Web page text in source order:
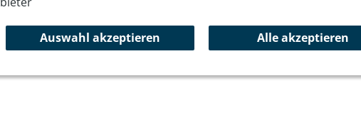
Wintersport Wandern/Trekking Summit Specials
Auswahl akzeptieren Alle akzeptieren